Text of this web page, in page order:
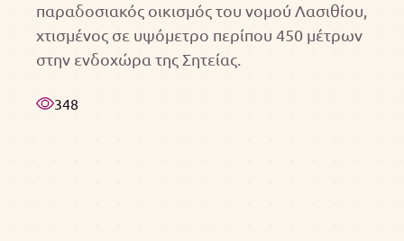
παραδοσιακός οικισμός του νομού Λασιθίου,
χτισμένος σε υψόμετρο περίπου 450 μέτρων
στην ενδοχώρα της Σητείας.
348